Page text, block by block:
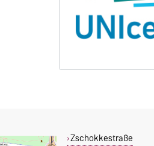
Zschokkestraße